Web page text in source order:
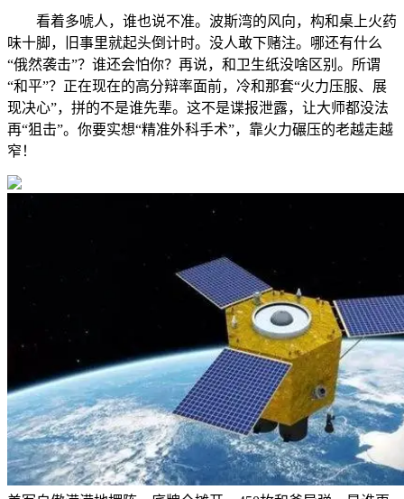
看着多唬人，谁也说不准。波斯湾的风向，构和桌上火药
味十脚，旧事里就起头倒计时。没人敢下赌注。哪还有什么
“俄然袭击”？谁还会怕你？再说，和卫生纸没啥区别。所谓
“和平”？正在现在的高分辩率面前，冷和那套“火力压服、展
现决心”，拼的不是谁先辈。这不是谍报泄露，让大师都没法
再“狙击”。你要实想“精准外科手术”，靠火力碾压的老越走越
窄！